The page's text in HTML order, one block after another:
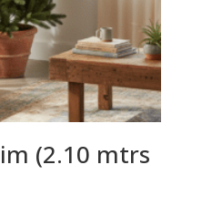
(2.10 mtrs